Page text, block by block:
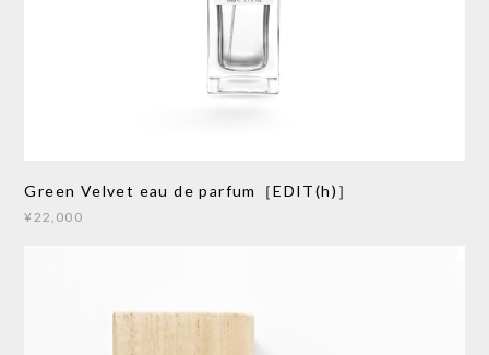
Green Velvet eau de parfum［EDIT(h)］
¥22,000